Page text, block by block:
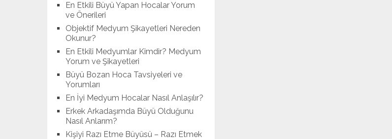
En Etkili Büyü Yapan Hocalar Yorum
ve Önerileri
Objektif Medyum Şikayetleri Nereden
Okunur?
En Etkili Medyumlar Kimdir? Medyum
Yorum ve Şikayetleri
Büyü Bozan Hoca Tavsiyeleri ve
Yorumları
En İyi Medyum Hocalar Nasıl Anlaşılır?
Erkek Arkadaşımda Büyü Olduğunu
Nasıl Anlarım?
Kişiyi Razı Etme Büyüsü – Razı Etmek